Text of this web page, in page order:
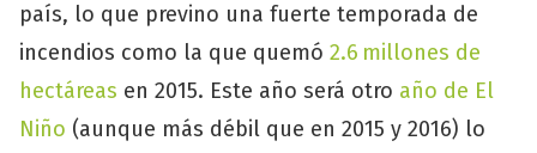
país, lo que previno una fuerte temporada de
incendios como la que quemó 2.6 millones de
hectáreas en 2015. Este año será otro año de El
Niño (aunque más débil que en 2015 y 2016) lo